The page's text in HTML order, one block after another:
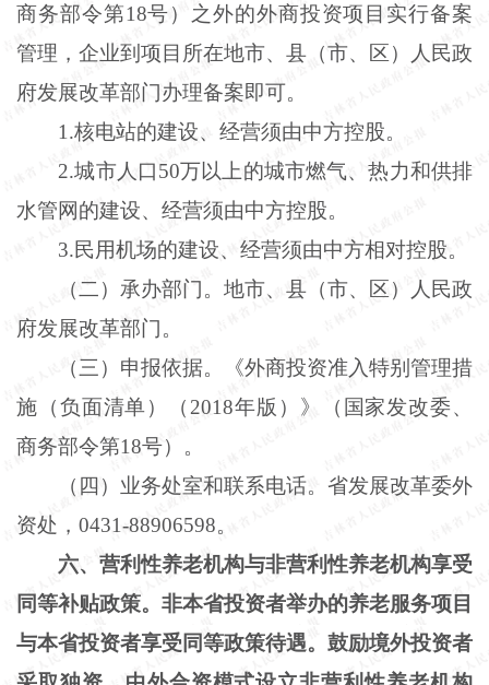
商务部令第18号）之外的外商投资项目实行备案
管理，企业到项目所在地市、县（市、区）人民政
府发展改革部门办理备案即可。
1 .核电站的建设、经营须由中方控股。
2.城市人口50万以上的城市燃气、热力和供排
水管网的建设、经营须由中方控股。
3.民用机场的建设、经营须由中方相对控股。
（二）承办部门。地市、县（市、区）人民政
府发展改革部门。
（三）申报依据。《外商投资准入特别管理措
施（负面清单）（ 2018年版）》（国家发改委、
商务部令第18号）。
（四）业务处室和联系电话。省发展改革委外
资处， 0431-88906598。
六、营利性养老机构与非营利性养老机构享受
同等补贴政策。非本省投资者举办的养老服务项目
与本省投资者享受同等政策待遇。鼓励境外投资者